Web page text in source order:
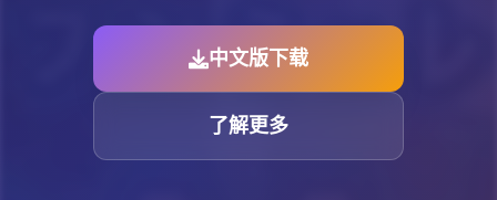
中文版下载
了解更多